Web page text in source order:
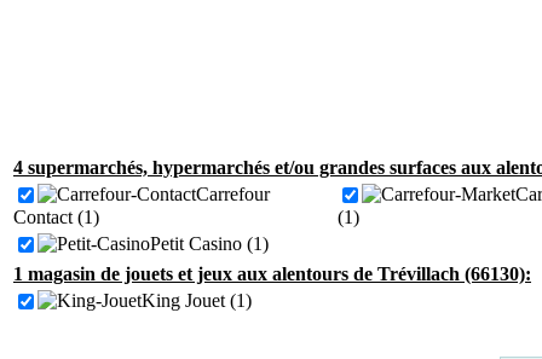
4 supermarchés, hypermarchés et/ou grandes surfaces aux
Carrefour
Contact (1)
(1)
Petit Casino (1)
1 magasin de jouets et jeux aux alentours de Trévillach (66130):
King Jouet (1)